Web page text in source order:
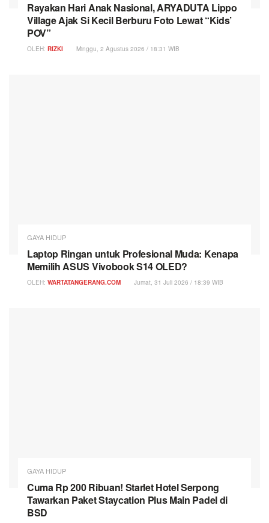
Rayakan Hari Anak Nasional, ARYADUTA Lippo
Village Ajak Si Kecil Berburu Foto Lewat “Kids’
POV”
OLEH: RIZKI Minggu, 2 Agustus 2026 / 18:31 WIB
GAYA HIDUP
Laptop Ringan untuk Profesional Muda: Kenapa
Memilih ASUS Vivobook S14 OLED?
OLEH: WARTATANGERANG.COM Jumat, 31 Juli 2026 / 18:39 WIB
GAYA HIDUP
Cuma Rp 200 Ribuan! Starlet Hotel Serpong
Tawarkan Paket Staycation Plus Main Padel di
BSD